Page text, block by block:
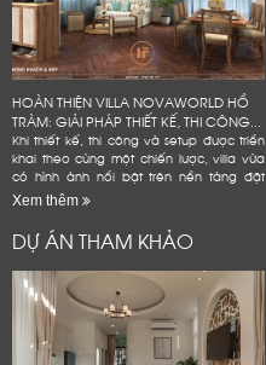
HOÀN THIỆN VILLA NOVAWORLD HỒ
TRÀM: GIẢI PHÁP THIẾT KẾ, THI CÔNG...
Khi thiết kế, thi công và setup được triển
khai theo cùng một chiến lược, villa vừa
có hình ảnh nổi bật trên nền tảng đặt
phòng, vừa bền hơn trong quá trình vận
Xem thêm
DỰ ÁN THAM KHẢO